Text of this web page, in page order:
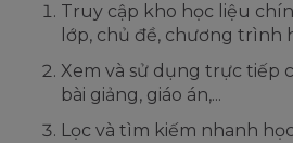
Truy cập kho học liệu
lớp, chủ đề, chương trình
Xem và sử dụng trực tiếp
bài giảng, giáo án,...
Lọc và tìm kiếm nhanh